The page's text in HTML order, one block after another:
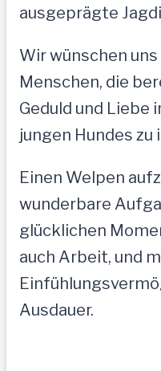
ausgeprägte
Wir wünschen
Menschen, die
Geduld und Liebe
jungen Hundes zu
Einen Welpen
wunderbare
glücklichen
auch Arbeit, und
Ausdauer.